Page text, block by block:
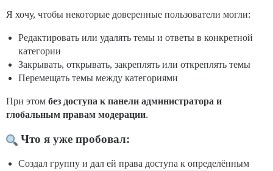
Я хочу, чтобы некоторые доверенные пользователи могли:
Редактировать или удалять темы и ответы в конкретной
категории
Закрывать, открывать, закреплять или откреплять темы
Перемещать темы между категориями
При этом без доступа к панели администратора и
глобальным правам модерации.
Что я уже пробовал:
Создал группу и дал ей права доступа к определённым